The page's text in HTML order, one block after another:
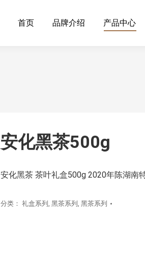
首页 品牌介绍 产品中心
安化黑茶500g
安化黑茶 茶叶礼盒500g 2020年陈湖南
分类： 礼盒系列 , 黑茶系列 , 黑茶系列